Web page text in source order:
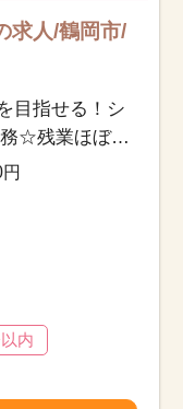
人/鶴岡市/
目指せる！シ
☆残業ほぼナ
内